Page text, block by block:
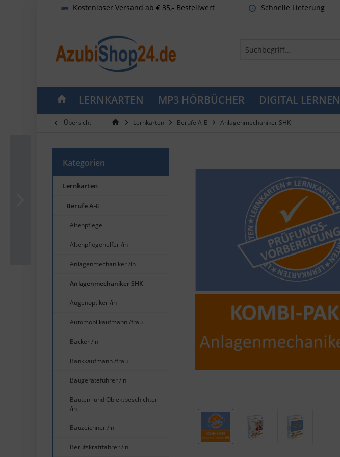
Kostenloser Versand ab € 35,- Bestellwert Schnelle Lieferung
LERNKARTEN MP3 HÖRBÜCHER DIGITAL LERNEN
Übersicht Lernkarten Berufe A-E Anlagenmechaniker SHK
Kategorien
Lernkarten
Berufe A-E
Altenpflege
Altenpflegehelfer /in
Anlagenmechaniker /in
Anlagenmechaniker SHK
Augenoptiker /in
Automobilkaufmann /frau
Bäcker /in
Bankkaufmann /frau
Baugeräteführer /in
Bauten- und Objektbeschichter
/in
Bauzeichner /in
Berufskraftfahrer /in